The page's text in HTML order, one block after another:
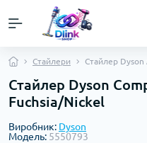
Стайлери Стайлер
Стайлер Dyson
Fuchsia/Nickel
Виробник: Dyson
Модель: 5550793